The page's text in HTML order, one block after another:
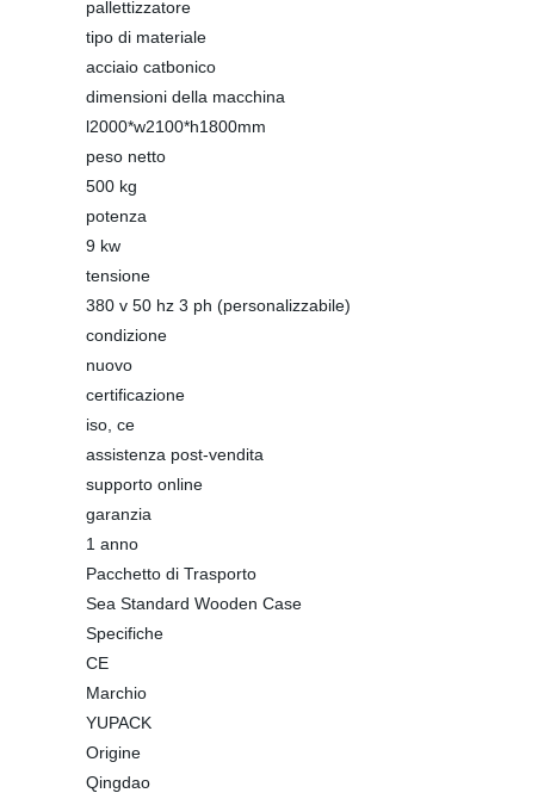
pallettizzatore
tipo di materiale
acciaio catbonico
dimensioni della macchina
l2000*w2100*h1800mm
peso netto
500 kg
potenza
9 kw
tensione
380 v 50 hz 3 ph (personalizzabile)
condizione
nuovo
certificazione
iso, ce
assistenza post-vendita
supporto online
garanzia
1 anno
Pacchetto di Trasporto
Sea Standard Wooden Case
Specifiche
CE
Marchio
YUPACK
Origine
Qingdao